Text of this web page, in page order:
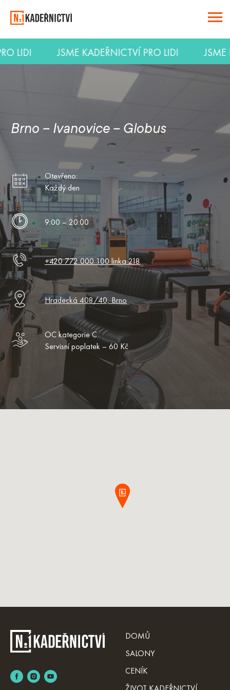
LIDI JSME KADEŘNICTVÍ PRO LIDI
Brno – Ivanovice – Globus
Otevřeno:
Každý den
9:00 – 20:00
+420 772 000 100 linka 218
Hradecká 408/40, Brno
OC kategorie C
Servisní poplatek – 60 Kč
DOMŮ
SALONY
CENÍK